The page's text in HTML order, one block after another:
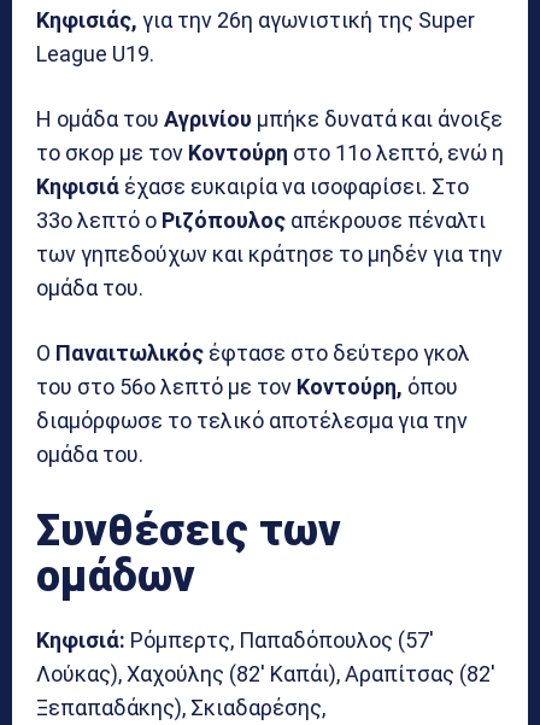
Κηφισιάς, για την 26η αγωνιστική της Super
League U19.
Η ομάδα του Αγρινίου μπήκε δυνατά και άνοιξε
το σκορ με τον Κοντούρη στο 11ο λεπτό, ενώ η
Κηφισιά έχασε ευκαιρία να ισοφαρίσει. Στο
33ο λεπτό ο Ριζόπουλος απέκρουσε πέναλτι
των γηπεδούχων και κράτησε το μηδέν για την
ομάδα του.
Ο Παναιτωλικός έφτασε στο δεύτερο γκολ
του στο 56ο λεπτό με τον Κοντούρη, όπου
διαμόρφωσε το τελικό αποτέλεσμα για την
ομάδα του.
Συνθέσεις των
ομάδων
Κηφισιά: Ρόμπερτς, Παπαδόπουλος (57′
Λούκας), Χαχούλης (82′ Καπάι), Αραπίτσας (82′
Ξεπαπαδάκης), Σκιαδαρέσης,